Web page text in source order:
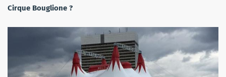
Cirque Bouglione ?